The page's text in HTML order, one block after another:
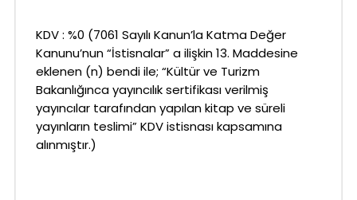
KDV : %0 (7061 Sayılı Kanun’la Katma Değer
Kanunu’nun “İstisnalar” a ilişkin 13. Maddesine
eklenen (n) bendi ile; “Kültür ve Turizm
Bakanlığınca yayıncılık sertifikası verilmiş
yayıncılar tarafından yapılan kitap ve süreli
yayınların teslimi” KDV istisnası kapsamına
alınmıştır.)